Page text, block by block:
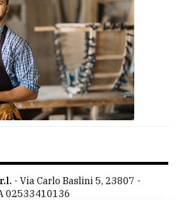
- Via Carlo Baslini 5, 23807 -
02533410136